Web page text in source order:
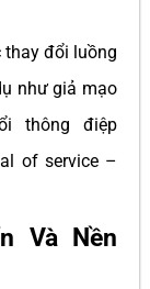
thay đổi luồng
như giả mạo
thông điệp
of service –
Và Nền